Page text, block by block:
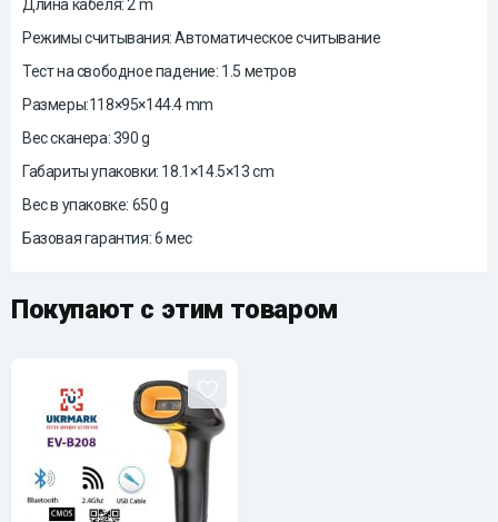
Длина кабеля: 2 m
Режимы считывания: Автоматическое считывание
Тест на свободное падение: 1.5 метров
Размеры:118×95×144.4 mm
Вес сканера: 390 g
Габариты упаковки: 18.1×14.5×13 cm
Вес в упаковке: 650 g
Базовая гарантия: 6 мес
Покупают с этим товаром